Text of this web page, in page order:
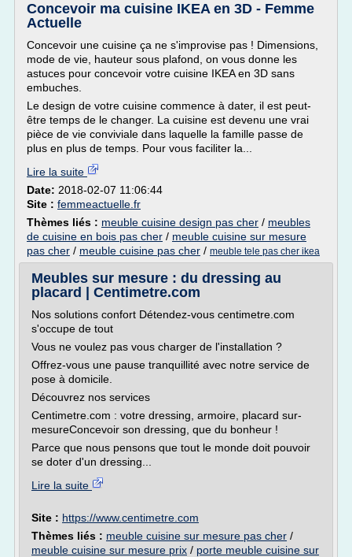
Concevoir ma cuisine IKEA en 3D - Femme
Actuelle
Concevoir une cuisine ça ne s'improvise pas ! Dimensions,
mode de vie, hauteur sous plafond, on vous donne les
astuces pour concevoir votre cuisine IKEA en 3D sans
embuches.
Le design de votre cuisine commence à dater, il est peut-
être temps de le changer. La cuisine est devenu une vrai
pièce de vie conviviale dans laquelle la famille passe de
plus en plus de temps. Pour vous faciliter la...
Lire la suite
Date: 2018-02-07 11:06:44
Site : femmeactuelle.fr
Thèmes liés : meuble cuisine design pas cher / meubles
de cuisine en bois pas cher / meuble cuisine sur mesure
pas cher / meuble cuisine pas cher / meuble tele pas cher ikea
Meubles sur mesure : du dressing au
placard | Centimetre.com
Nos solutions confort Détendez-vous centimetre.com
s'occupe de tout
Vous ne voulez pas vous charger de l'installation ?
Offrez-vous une pause tranquillité avec notre service de
pose à domicile.
Découvrez nos services
Centimetre.com : votre dressing, armoire, placard sur-
mesureConcevoir son dressing, que du bonheur !
Parce que nous pensons que tout le monde doit pouvoir
se doter d'un dressing...
Lire la suite
Site : https://www.centimetre.com
Thèmes liés : meuble cuisine sur mesure pas cher /
meuble cuisine sur mesure prix / porte meuble cuisine sur